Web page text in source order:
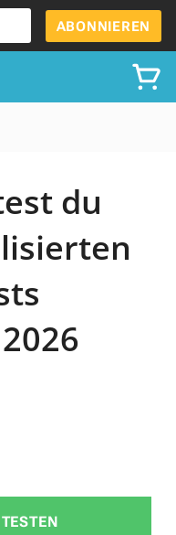
ABONNIEREN
du